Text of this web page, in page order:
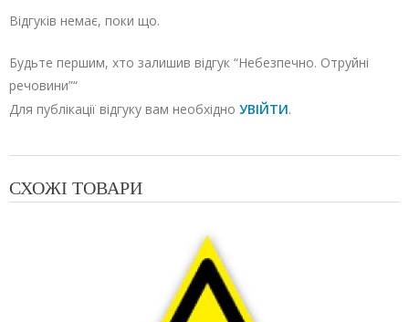
Відгуків немає, поки що.
Будьте першим, хто залишив відгук “Небезпечно. Отруйні
речовини”“
Для публікації відгуку вам необхідно УВІЙТИ.
СХОЖІ ТОВАРИ